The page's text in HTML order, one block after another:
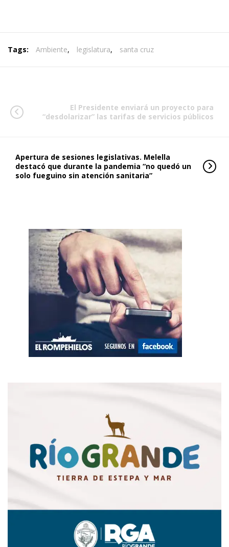
Tags: Ambiente, legislatura, santa cruz
El Presidente enviará un proyecto para
“desdolarizar” las tarifas de servicios públicos
Apertura de sesiones legislativas. Melella
destacó que durante la pandemia “no quedó un
solo fueguino sin atención sanitaria”